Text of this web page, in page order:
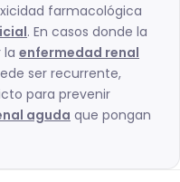
farmacológica
. En casos donde la
la enfermedad renal
ser recurrente,
para prevenir
aguda que pongan